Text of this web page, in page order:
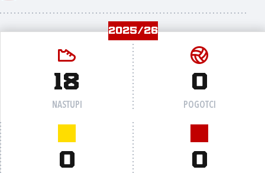
2025/26
18
NASTUPI
0
POGOTCI
0 0